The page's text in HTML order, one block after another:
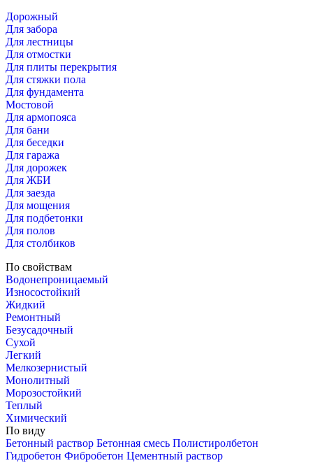
Дорожный
Для забора
Для лестницы
Для отмостки
Для плиты перекрытия
Для стяжки пола
Для фундамента
Мостовой
Для армопояса
Для бани
Для беседки
Для гаража
Для дорожек
Для ЖБИ
Для заезда
Для мощения
Для подбетонки
Для полов
Для столбиков
По свойствам
Водонепроницаемый
Износостойкий
Жидкий
Ремонтный
Безусадочный
Сухой
Легкий
Мелкозернистый
Монолитный
Морозостойкий
Теплый
Химический
По виду
Бетонный раствор Бетонная смесь Полистиролбетон
Гидробетон Фибробетон Цементный раствор